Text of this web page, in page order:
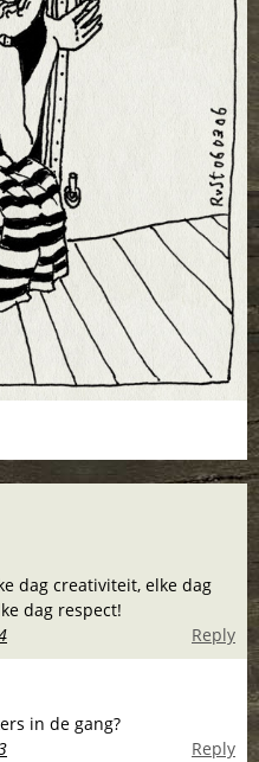
dag creativiteit, elke dag
dag respect!
Reply
in de gang?
Reply